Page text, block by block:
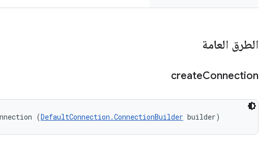
الطرق العامة
createConnection
(DefaultConnection.ConnectionBuilder builder)